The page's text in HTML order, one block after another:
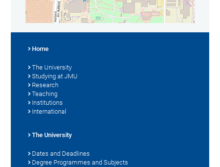
Home
The University
Studying at JMU
Research
Teaching
Institutions
International
The University
Dates and Deadlines
Degree Programmes and Subjects